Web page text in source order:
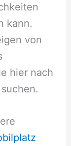
kann.
von
hier nach